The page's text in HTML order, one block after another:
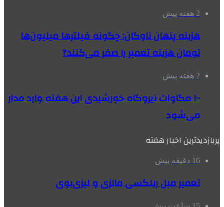
2 هفته پیش
هزینه پنهان ناوگان: چگونه فیلترها میلیون‌ها
تومان هزینه تعمیر را صفر می‌کنند?
2 هفته پیش
۱۰۰ مگاوات نیروگاه‌ خورشیدی این هفته وارد مدار
می‌شود
پربازدیدترین اخبار هفته
16 دقیقه پیش
تعمیر مبل ریلکسی مالزی و لیزی‌بوی